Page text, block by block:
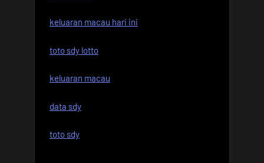
keluaran macau hari ini
toto sdy lotto
keluaran macau
data sdy
toto sdy